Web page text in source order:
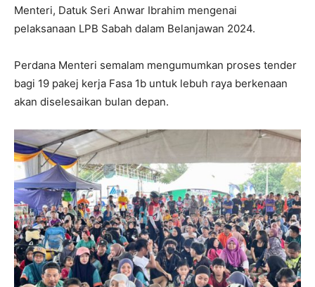
Menteri, Datuk Seri Anwar Ibrahim mengenai
pelaksanaan LPB Sabah dalam Belanjawan 2024.
Perdana Menteri semalam mengumumkan proses tender
bagi 19 pakej kerja Fasa 1b untuk lebuh raya berkenaan
akan diselesaikan bulan depan.